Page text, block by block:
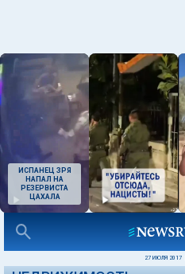
ИСПАНЕЦ ЗРЯ
НАПАЛ НА
РЕЗЕРВИСТА
ЦАХАЛА
27 ИЮЛЯ 2017